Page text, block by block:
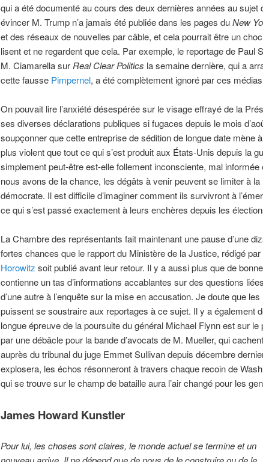
qui a été documenté au cours des deux dernières années au sujet
évincer M. Trump n’a jamais été publiée dans les pages duNew
et des réseaux de nouvelles par câble, et cela pourrait être un
lisent et ne regardent que cela. Par exemple, le reportage de Paul
M. Ciamarella sur Real Clear Politics la semaine dernière, qui a
cette fausse Pimpernel, a été complètement ignoré par ces
On pouvait lire l’anxiété désespérée sur le visage effrayé de la
ses diverses déclarations publiques si fugaces depuis le mois
soupçonner que cette entreprise de sédition de longue date mène
plus violent que tout ce qui s’est produit aux États-Unis depuis la
simplement peut-être est-elle follement inconsciente, mal
nous avons de la chance, les dégâts à venir peuvent se limiter à
démocrate. Il est difficile d’imaginer comment ils survivront à
ce qui s’est passé exactement à leurs enchères depuis les
La Chambre des représentants fait maintenant une pause d’une
fortes chances que le rapport du Ministère de la Justice, rédigé par
Horowitz soit publié avant leur retour. Il y a aussi plus que de
contienne un tas d’informations accablantes sur des questions
d’une autre à l’enquête sur la mise en accusation. Je doute que
puissent se soustraire aux reportages à ce sujet. Il y a également
longue épreuve de la poursuite du général Michael Flynn est sur le
par une débâcle pour la bande d’avocats de M. Mueller, qui
auprès du tribunal du juge Emmet Sullivan depuis décembre
explosera, les échos résonneront à travers chaque recoin de
qui se trouve sur le champ de bataille aura l’air changé pour les
James Howard Kunstler
Pour lui, les choses sont claires, le monde actuel se termine et un